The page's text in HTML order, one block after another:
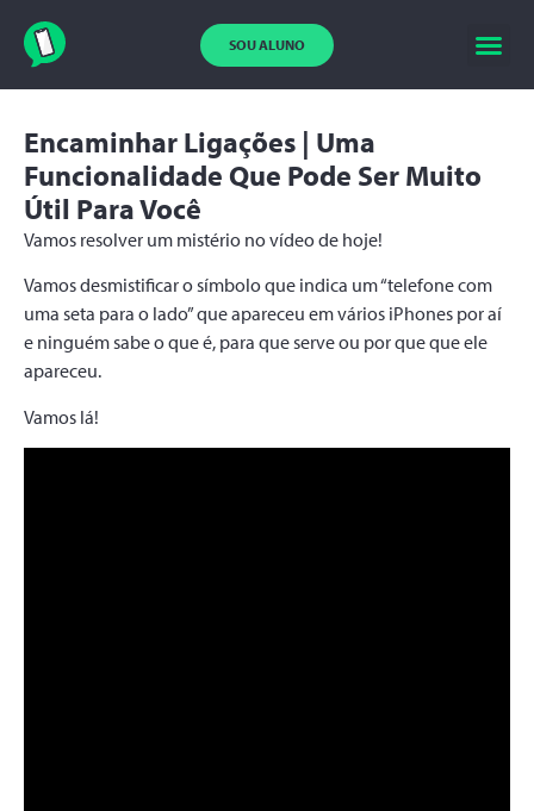
SOU ALUNO
Encaminhar Ligações | Uma
Funcionalidade Que Pode Ser Muito
Útil Para Você
Vamos resolver um mistério no vídeo de hoje!
Vamos desmistificar o símbolo que indica um “telefone com
uma seta para o lado” que apareceu em vários iPhones por aí
e ninguém sabe o que é, para que serve ou por que que ele
apareceu.
Vamos lá!